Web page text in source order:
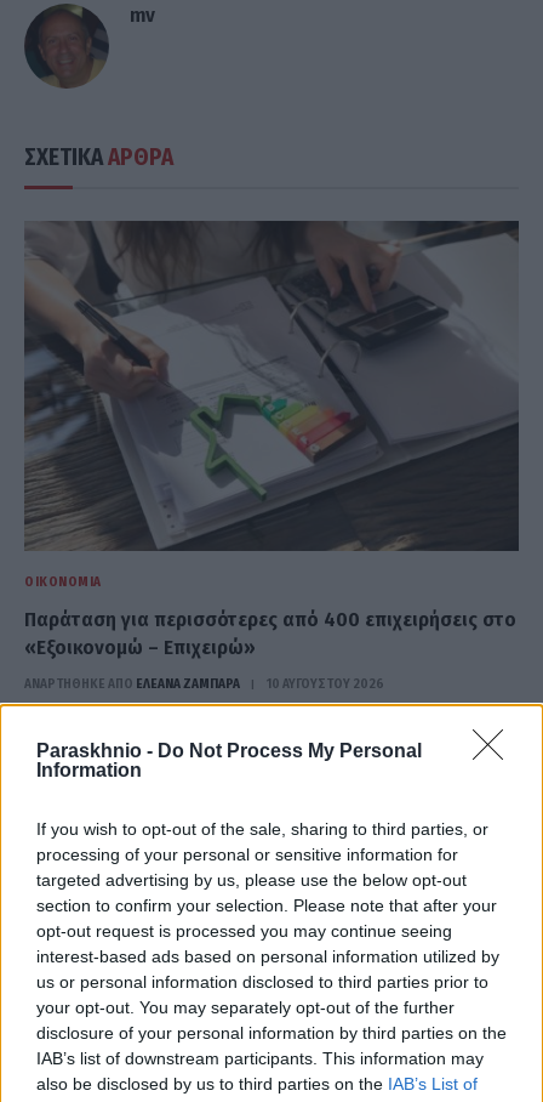
Paraskhnio - Do Not Process My Personal
Information
If you wish to opt-out of the sale, sharing to third parties, or
processing of your personal or sensitive information for
targeted advertising by us, please use the below opt-out
section to confirm your selection. Please note that after your
opt-out request is processed you may continue seeing
interest-based ads based on personal information utilized by
us or personal information disclosed to third parties prior to
your opt-out. You may separately opt-out of the further
disclosure of your personal information by third parties on the
IAB’s list of downstream participants. This information may
also be disclosed by us to third parties on the IAB’s List of
mv
ΣΧΕΤΙΚΑΑΡΘΡΑ
ΟΙΚΟΝΟΜΊΑ
Παράταση για περισσότερες από 400 επιχειρήσεις στο
«Εξοικονομώ – Επιχειρώ»
ΑΝΑΡΤΗΘΗΚΕ ΑΠΟ ΕΛΕΑΝΑ ΖΑΜΠΑΡΑ 10 ΑΥΓΟΎΣΤΟΥ 2026
ΟΙΚΟΝΟΜΊΑ
Συντάξεις: Έρχονται αυξήσεις και νέα μέτρα στήριξης